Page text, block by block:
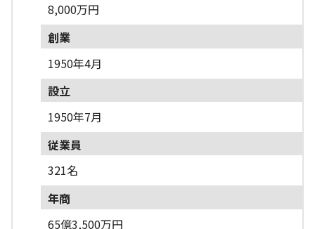
8,000万円
創業
1950年4月
設立
1950年7月
従業員
321名
年商
65億3,500万円